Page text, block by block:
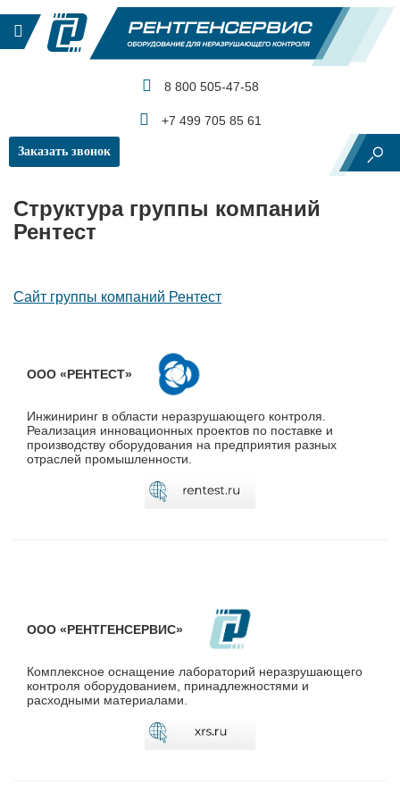
8 800 505-47-58
+7 499 705 85 61
Заказать звонок
Главная Структура ГК «Рентест»
Структура группы компаний
Рентест
Сайт группы компаний Рентест
ООО «РЕНТЕСТ»
Инжиниринг в области неразрушающего контроля.
Реализация инновационных проектов по поставке и
производству оборудования на предприятия разных
отраслей промышленности.
ООО «РЕНТГЕНСЕРВИС»
Комплексное оснащение лабораторий неразрушающего
контроля оборудованием, принадлежностями и
расходными материалами.